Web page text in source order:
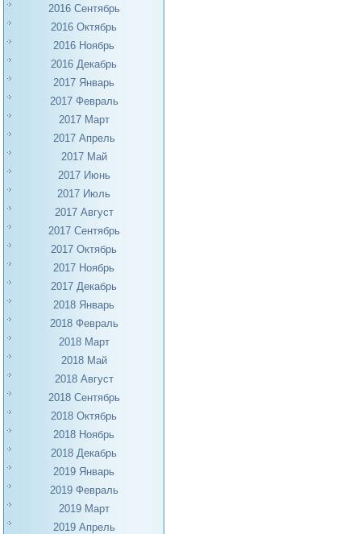
2016 Сентябрь
2016 Октябрь
2016 Ноябрь
2016 Декабрь
2017 Январь
2017 Февраль
2017 Март
2017 Апрель
2017 Май
2017 Июнь
2017 Июль
2017 Август
2017 Сентябрь
2017 Октябрь
2017 Ноябрь
2017 Декабрь
2018 Январь
2018 Февраль
2018 Март
2018 Май
2018 Август
2018 Сентябрь
2018 Октябрь
2018 Ноябрь
2018 Декабрь
2019 Январь
2019 Февраль
2019 Март
2019 Апрель